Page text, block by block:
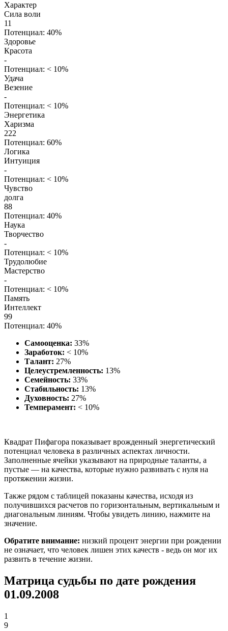
Характер
Сила воли
11
Потенциал: 40%
Здоровье
Красота
-
Потенциал: < 10%
Удача
Везение
-
Потенциал: < 10%
Энергетика
Харизма
222
Потенциал: 60%
Логика
Интуиция
-
Потенциал: < 10%
Чувство
долга
88
Потенциал: 40%
Наука
Творчество
-
Потенциал: < 10%
Трудолюбие
Мастерство
-
Потенциал: < 10%
Память
Интеллект
99
Потенциал: 40%
Самооценка: 33%
Заработок: < 10%
Талант: 27%
Целеустремленность: 13%
Семейность: 33%
Стабильность: 13%
Духовность: 27%
Темперамент: < 10%
Квадрат Пифагора показывает врожденный энергетический
потенциал человека в различных аспектах личности.
Заполненные ячейки указывают на природные таланты, а
пустые — на качества, которые нужно развивать с нуля на
протяжении жизни.
Также рядом с таблицей показаны качества, исходя из
получившихся расчетов по горизонтальным, вертикальным и
диагональным линиям. Чтобы увидеть линию, нажмите на
значение.
Обратите внимание: низкий процент энергии при рождении
не означает, что человек лишен этих качеств - ведь он мог их
развить в течение жизни.
Матрица судьбы по дате рождения
01.09.2008
1
9